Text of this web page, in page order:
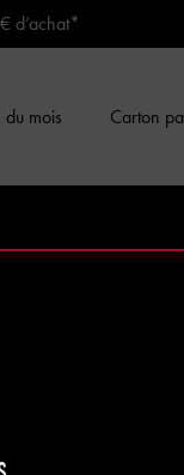
d’achat*
mois Carton